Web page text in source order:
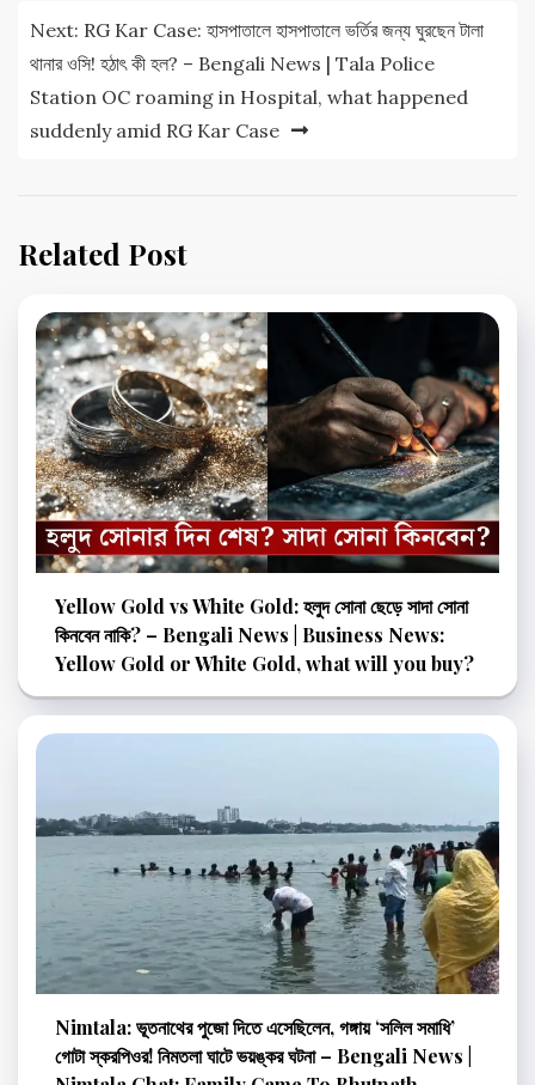
Next: RG Kar Case: হাসপাতালে হাসপাতালে ভর্তির জন্য ঘুরছেন টালা
থানার ওসি! হঠাৎ কী হল? – Bengali News | Tala Police
Station OC roaming in Hospital, what happened
suddenly amid RG Kar Case
Related Post
Yellow Gold vs White Gold: হলুদ সোনা ছেড়ে সাদা সোনা
কিনবেন নাকি? – Bengali News | Business News:
Yellow Gold or White Gold, what will you buy?
Nimtala: ভূতনাথের পুজো দিতে এসেছিলেন, গঙ্গায় ‘সলিল সমাধি’
গোটা স্করপিওর! নিমতলা ঘাটে ভয়ঙ্কর ঘটনা – Bengali News |